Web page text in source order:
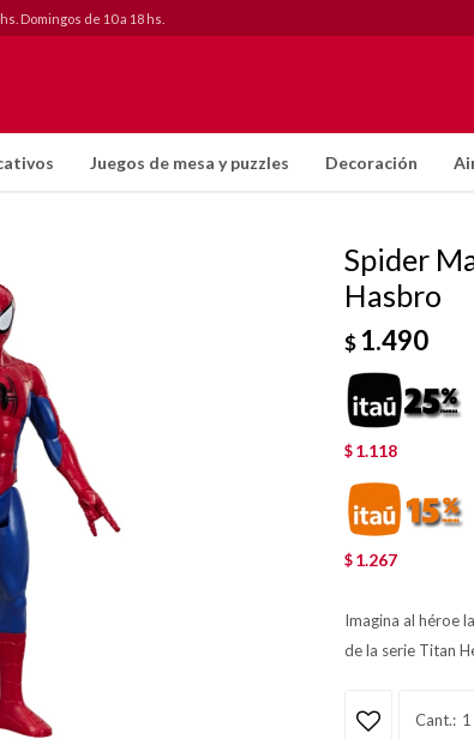
Juegos de mesa y puzzles Decoración
Domingos de 10 a 18 hs.
Spider
Hasbro
$ 1.490
$ 1.118
$ 1.267
Imagina al héroe
de la serie Titan
1